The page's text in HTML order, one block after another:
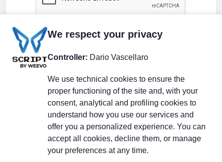
Partecipa alla discussione
Pagina Linkedin
We respect your privacy
Controller: Dario Vascellaro
We use technical cookies to ensure the
proper functioning of the site and, with your
consent, analytical and profiling cookies to
understand how you use our services and
offer you a personalized experience. You can
accept all cookies, decline them, or manage
your preferences at any time.